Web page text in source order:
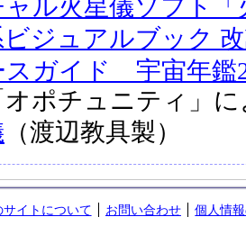
ル火星儀ソフト
ジュアルブック
スガイド 宇宙年鑑
オポチュニティ」
（渡辺教具製）
サイトについて お問い合わせ
個人情